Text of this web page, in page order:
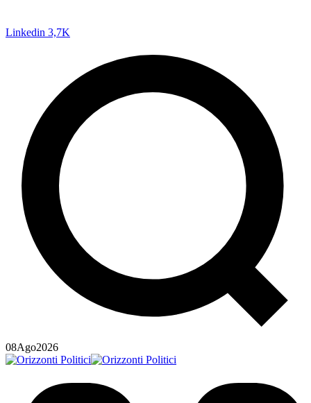
Linkedin 3,7K
08Ago2026